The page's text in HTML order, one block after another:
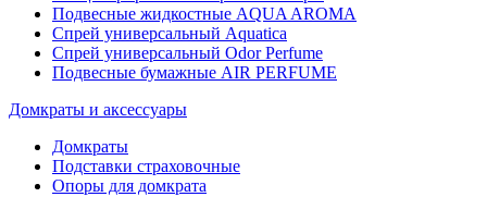
Подвесные жидкостные AQUA AROMA
Спрей универсальный Aquatica
Спрей универсальный Odor Perfume
Подвесные бумажные AIR PERFUME
Домкраты и аксессуары
Домкраты
Подставки страховочные
Опоры для домкрата